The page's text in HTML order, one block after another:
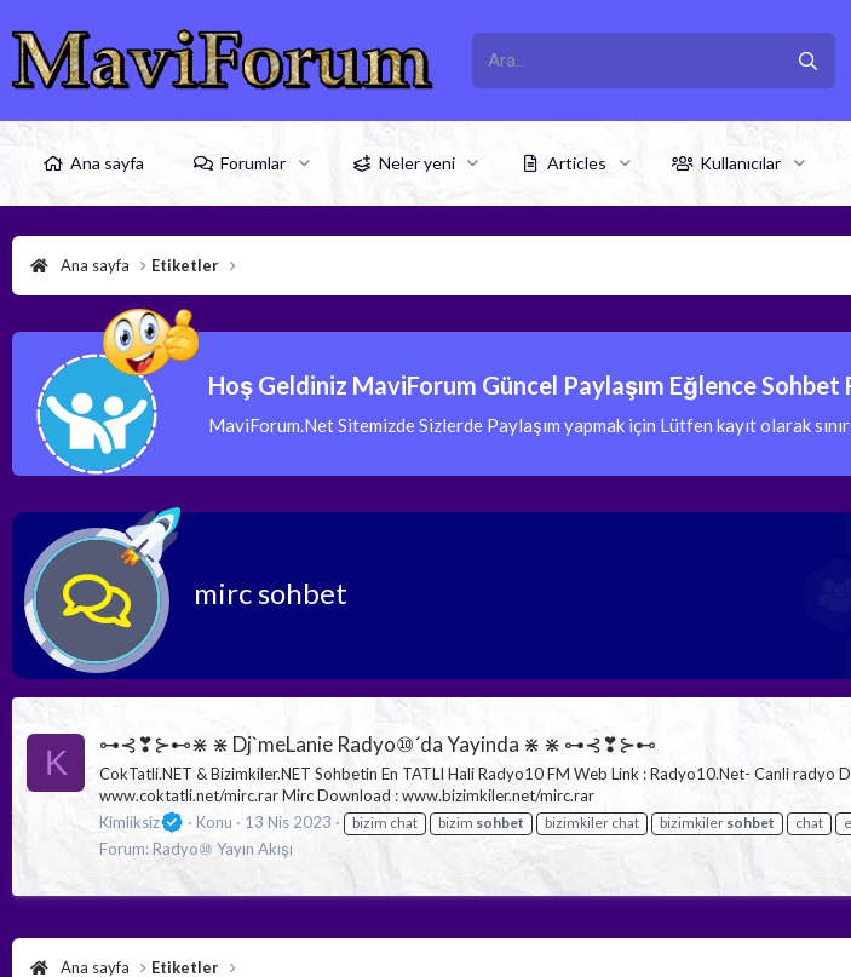
Ana sayfa Forumlar Neler yeni Articles Kullanıcılar
Ana sayfa Etiketler
Hoş Geldiniz MaviForum Güncel Paylaşım Eğlence Sohbet
MaviForum.Net Sitemizde Sizlerde Paylaşım yapmak için Lütfen kayıt olarak
mirc sohbet
K ⊶⊰❣⊱⊷⋇ ⋇ Dj`meLanie Radyo⑩´da Yayinda ⋇ ⋇ ⊶⊰❣⊱⊷
CokTatli.NET & Bizimkiler.NET Sohbetin En TATLI Hali Radyo10 FM Web Link : Radyo10.Net- Canli
www.coktatli.net/mirc.rar Mirc Download : www.bizimkiler.net/mirc.rar
Kimliksiz
Konu 13 Nis 2023 bizim chat bizim sohbet bizimkiler chat bizimkiler sohbet chat
Forum:Radyo⑩ Yayın Akışı
Ana sayfa Etiketler